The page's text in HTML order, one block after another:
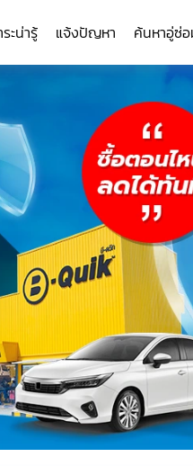
ะน่ารู้ แจ้งปัญหา ค้นหาอู่ซ่